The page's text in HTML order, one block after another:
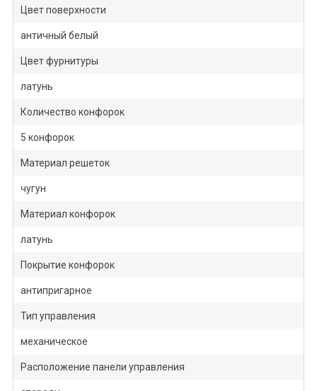
Цвет поверхности
античный белый
Цвет фурнитуры
латунь
Количество конфорок
5 конфорок
Материал решеток
чугун
Материал конфорок
латунь
Покрытие конфорок
антипригарное
Тип управления
механическое
Расположение панели управления